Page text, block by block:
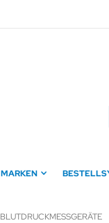
MARKEN
BLUTDRUCKMESSGERÄTE